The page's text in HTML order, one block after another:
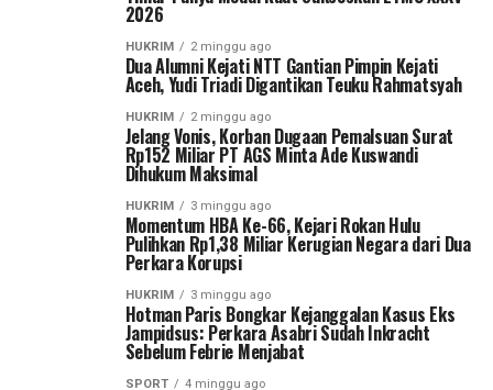
2026
HUKRIM 2 minggu ago
Dua Alumni Kejati NTT Gantian Pimpin Kejati
Aceh, Yudi Triadi Digantikan Teuku Rahmatsyah
HUKRIM 2 minggu ago
Jelang Vonis, Korban Dugaan Pemalsuan Surat
Rp152 Miliar PT AGS Minta Ade Kuswandi
Dihukum Maksimal
HUKRIM 3 minggu ago
Momentum HBA Ke-66, Kejari Rokan Hulu
Pulihkan Rp1,38 Miliar Kerugian Negara dari Dua
Perkara Korupsi
HUKRIM 3 minggu ago
Hotman Paris Bongkar Kejanggalan Kasus Eks
Jampidsus: Perkara Asabri Sudah Inkracht
Sebelum Febrie Menjabat
SPORT 4 minggu ago